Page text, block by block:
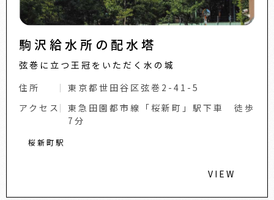
駒沢給水所の配水塔
弦巻に立つ王冠をいただく水の城
住所
東京都世田谷区弦巻2-41-5
アクセス
東急田園都市線「桜新町」駅下車 徒歩
7分
桜新町駅
VIEW